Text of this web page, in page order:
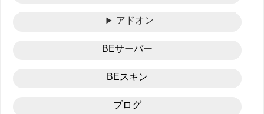
アドオン
BEサーバー
BEスキン
ブログ